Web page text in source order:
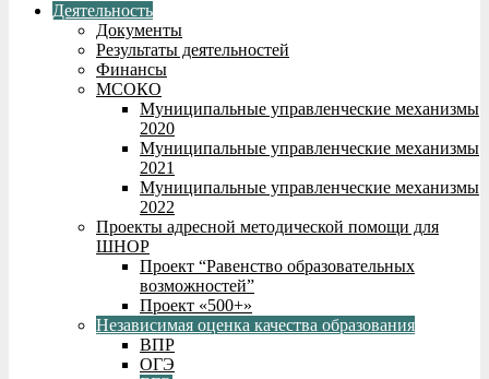
Деятельность
Документы
Результаты деятельностей
Финансы
МСОКО
Муниципальные управленческие механизмы
2020
Муниципальные управленческие механизмы
2021
Муниципальные управленческие механизмы
2022
Проекты адресной методической помощи для
ШНОР
Проект “Равенство образовательных
возможностей”
Проект «500+»
Независимая оценка качества образования
ВПР
ОГЭ